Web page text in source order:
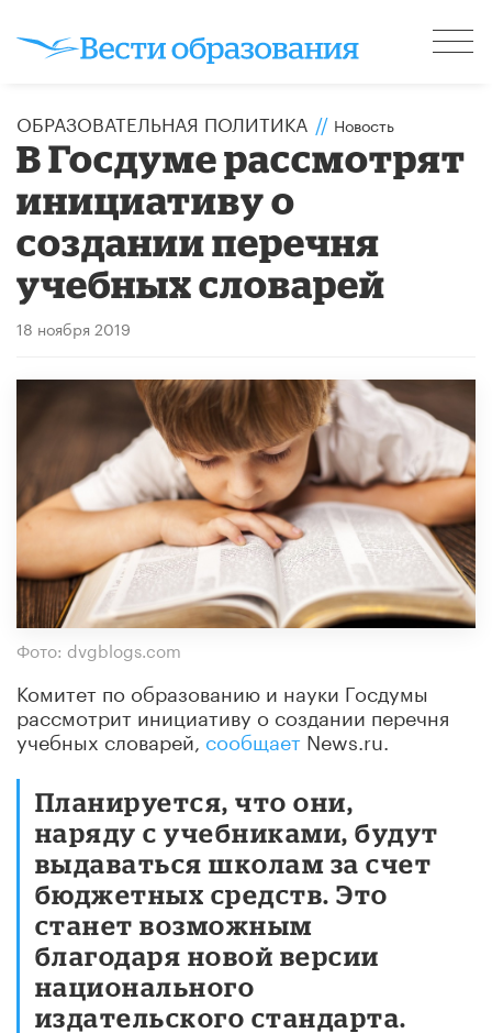
ОБРАЗОВАТЕЛЬНАЯ ПОЛИТИКА // Новость
В Госдуме рассмотрят
инициативу о
создании перечня
учебных словарей
18 ноября 2019
Фото: dvgblogs.com
Комитет по образованию и науки Госдумы
рассмотрит инициативу о создании перечня
учебных словарей, сообщает News.ru.
Планируется, что они,
наряду с учебниками, будут
выдаваться школам за счет
бюджетных средств. Это
станет возможным
благодаря новой версии
национального
издательского стандарта.